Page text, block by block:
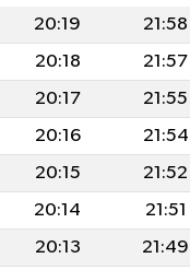
20:19
21:58
20:18
21:57
20:17
21:55
20:16
21:54
20:15
21:52
20:14
21:51
20:13
21:49